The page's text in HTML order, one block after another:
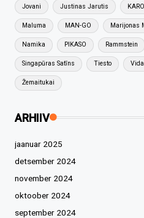
Jovani Justinas Jarutis
Maluma MAN-GO Marijonas
Namika PIKASO Rammstein
Singapūras Satīns Tiesto
Žemaitukai
ARHIIV
jaanuar 2025
detsember 2024
november 2024
oktoober 2024
september 2024